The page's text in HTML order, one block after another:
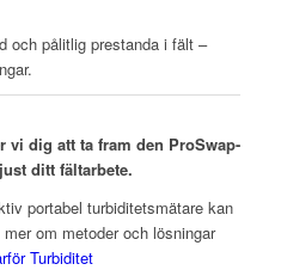
och pålitlig prestanda i fält –
vi dig att ta fram den ProSwap-
ditt fältarbete.
portabel turbiditetsmätare kan
om metoder och lösningar
Turbiditet